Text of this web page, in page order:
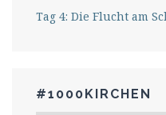
Tag 4: Die Flucht am
#1000KIRCHEN